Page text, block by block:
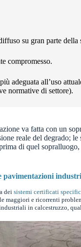
su gran parte della
compromesso.
adeguata all’uso
normative di settore).
va fatta con un
reale del degrado; le
di quel
pavimentazioni
dei sistemi certificati
maggiori e ricorrenti
in calcestruzzo,